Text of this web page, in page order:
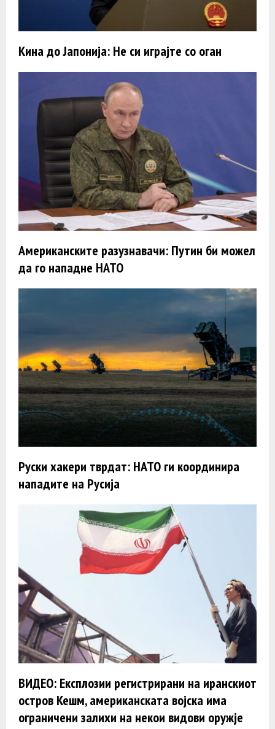
Кина до Јапонија: Не си играјте со оган
Американските разузнавачи: Путин би можел
да го нападне НАТО
Руски хакери тврдат: НАТО ги координира
нападите на Русија
ВИДЕО: Експлозии регистрирани на иранскиот
остров Кешм, американската војска има
ограничени залихи на некои видови оружје